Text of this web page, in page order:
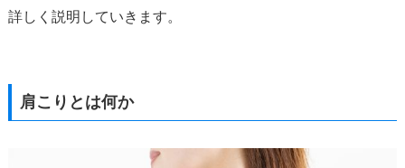
詳しく説明していきます。
肩こりとは何か